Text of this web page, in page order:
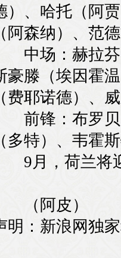
）、哈托（阿
（阿森纳）、范
中场：赫拉芬
豪滕（埃因霍
（费耶诺德）、
前锋：布罗贝
（多特）、韦霍
9月，荷兰将迎
（阿皮）
明：新浪网独